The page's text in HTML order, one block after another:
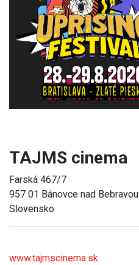
Previous
TAJMS cinema
Farská 467/7
957 01 Bánovce nad Bebravou
Slovensko
www.tajmscinema.sk